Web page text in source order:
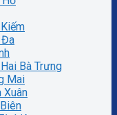
Bà Trưng
Mai
Xuân